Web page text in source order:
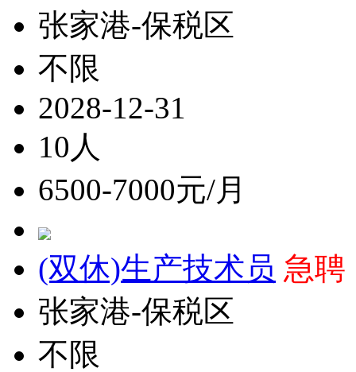
张家港-保税区
不限
2028-12-31
10人
6500-7000元/月
(双休)生产技术员 急聘
张家港-保税区
不限